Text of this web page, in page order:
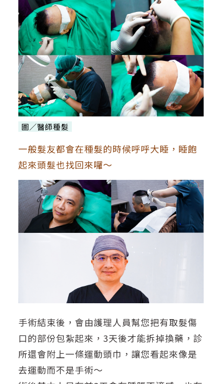
圖／醫師種髮
一般髮友都會在種髮的時候呼呼大睡，睡飽
起來頭髮也找回來囉～
手術結束後，會由護理人員幫您把有取髮傷
口的部份包紮起來，3天後才能拆掉換藥，診
所還會附上一條運動頭巾，讓您看起來像是
去運動而不是手術～